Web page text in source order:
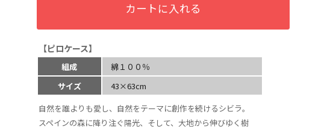
カートに入れる
【ピロケース】
組成
綿１００％
サイズ
43×63cm
自然を誰よりも愛し、自然をテーマに創作を続けるシビラ。
スペインの森に降り注ぐ陽光、そして、大地から伸びゆく樹